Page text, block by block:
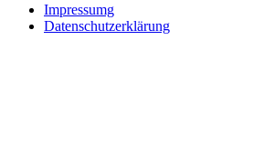
Impressumg
Datenschutzerklärung